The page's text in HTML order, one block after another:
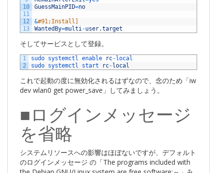
10
11
12
13
GuessMainPID=no
&#91;Install]
WantedBy=multi -user.target
そしてサービスとして登録。
1
2
sudo systemctl enable rc-local
sudo systemctl start rc-local
これで起動の度に無効化されるはずなので、念のため「iw
dev wlan0 get power_save」してみましょう。
■ログインメッセージ
を省略
システムリソースへの影響はほぼないですが、デフォルト
のログインメッセージ の「The programs included with